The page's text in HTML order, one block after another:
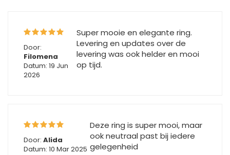
Door:
Filomena
Datum: 19 Jun
2026
Super mooie en elegante ring.
Levering en updates over de
levering was ook helder en mooi
op tijd.
Door: Alida
Datum: 10 Mar 2025
Deze ring is super mooi, maar
ook neutraal past bij iedere
gelegenheid